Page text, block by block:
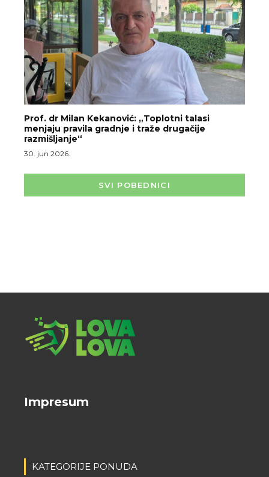
Prof. dr Milan Kekanović: „Toplotni talasi
menjaju pravila gradnje i traže drugačije
razmišljanje“
30. jun 2026.
SVI POBEDNICI
Impresum
KATEGORIJE PONUDA